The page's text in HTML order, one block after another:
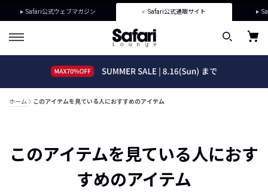
Safari公式ウェブマガジン Safari公式通販サイト
ホーム このアイテムを見ている人におすすめのアイテム
このアイテムを見ている人におす
すめのアイテム